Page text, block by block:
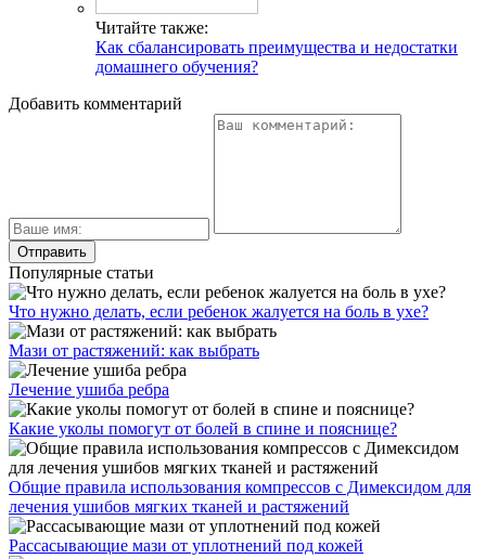
Читайте также:
Как сбалансировать преимущества и недостатки
домашнего обучения?
Добавить комментарий
Популярные статьи
Что нужно делать, если ребенок жалуется на боль в ухе?
Мази от растяжений: как выбрать
Лечение ушиба ребра
Какие уколы помогут от болей в спине и пояснице?
Общие правила использования компрессов с Димексидом для
лечения ушибов мягких тканей и растяжений
Рассасывающие мази от уплотнений под кожей